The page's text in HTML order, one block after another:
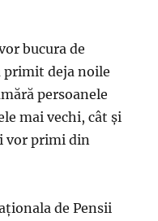
bucura de
primit deja noile
persoanele
mai vechi, cât şi
vor primi din
de Pensii